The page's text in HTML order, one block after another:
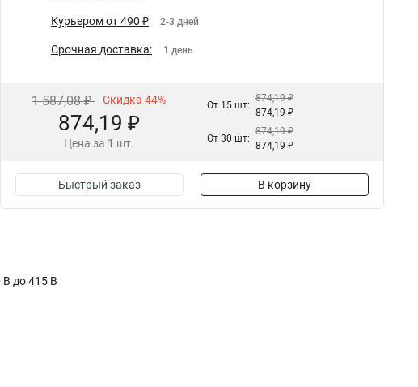
Курьером от 490 ₽ 2-3 дней
Срочная доставка: 1 день
1 587,08 ₽ Скидка 44%
874,19 ₽
Цена за 1 шт.
От 15 шт:
874,19 ₽
874,19 ₽
От 30 шт:
874,19 ₽
874,19 ₽
Быстрый заказ В корзину
до 415 В